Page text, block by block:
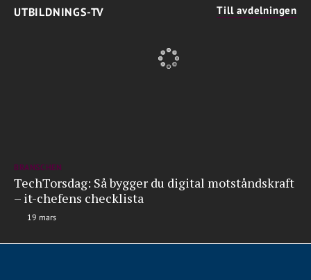
UTBILDNINGS-TV Till avdelningen
BRANSCHEN
TechTorsdag: Så bygger du digital motståndskraft
– it-chefens checklista
19 mars